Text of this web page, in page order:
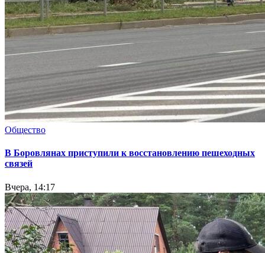
Общество
В Боровлянах приступили к восстановлению пешеходных
связей
Вчера, 14:17